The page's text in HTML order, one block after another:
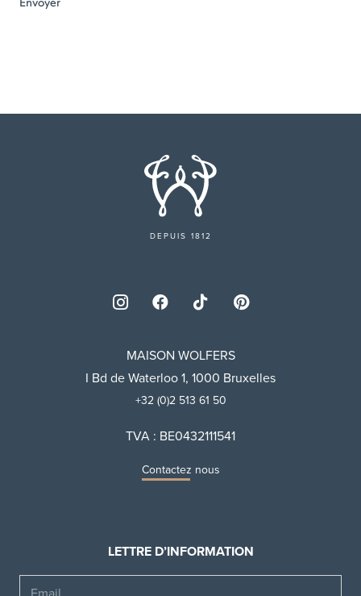
DEPUIS 1812
MAISON WOLFERS
I Bd de Waterloo 1, 1000 Bruxelles
+32 (0)2 513 61 50
TVA : BE0432111541
Contactez nous
LETTRE D’INFORMATION